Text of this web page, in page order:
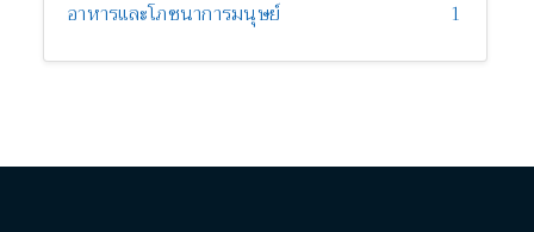
อาหารและโภชนาการมนุษย์
1